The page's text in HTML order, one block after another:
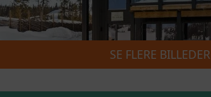
SE FLERE BILLEDER
Myrsetervegen 79